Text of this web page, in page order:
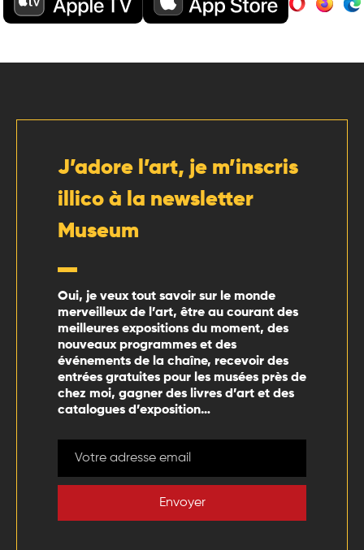
J’adore l’art, je m’inscris
illico à la newsletter
Museum
Oui, je veux tout savoir sur le monde
merveilleux de l’art, être au courant des
meilleures expositions du moment, des
nouveaux programmes et des
événements de la chaîne, recevoir des
entrées gratuites pour les musées près de
chez moi, gagner des livres d’art et des
catalogues d’exposition…
Envoyer